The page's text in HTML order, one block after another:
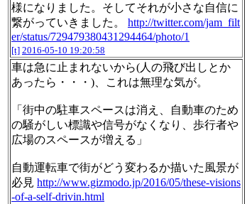
様になりました。そしてそれが小さな自信に
繋がっていきました。 http://twitter.com/jam_filt
er/status/729479380431294464/photo/1
[t] 2016-05-10 19:20:58
車は急に止まれないから(人の飛び出しとか
あったら・・・)、これは無理な気が。
「街中の駐車スペースは消え、自動車のため
の騒がしい標識や信号がなくなり、歩行者や
広場のスペースが増える」
自動運転車で街がどう変わるか描いた風景が
必見 http://www.gizmodo.jp/2016/05/these-visions
-of-a-self-drivin.html